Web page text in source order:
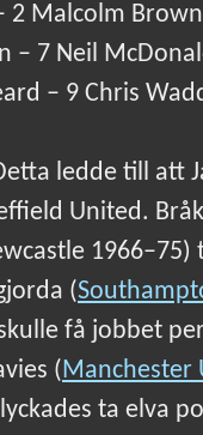
Malcolm
– 7 Neil
– 9 Chris
ledde till att
United.
1966–75)
(
få jobbet
(Manchester
ta elva